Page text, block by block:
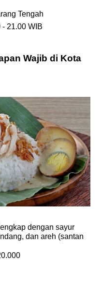
Tengah
21.00 WIB
Wajib di Kota
dengan sayur
dan areh (santan